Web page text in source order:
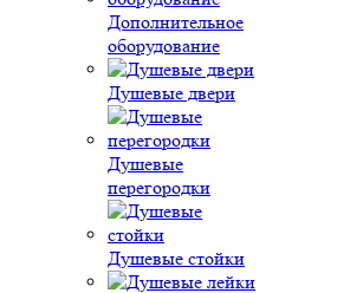
Дополнительное
оборудование
Душевые двери
Душевые
перегородки
Душевые стойки